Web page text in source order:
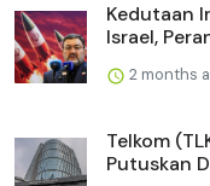
Kedutaan
Israel,
2 months
Telkom
Putuskan